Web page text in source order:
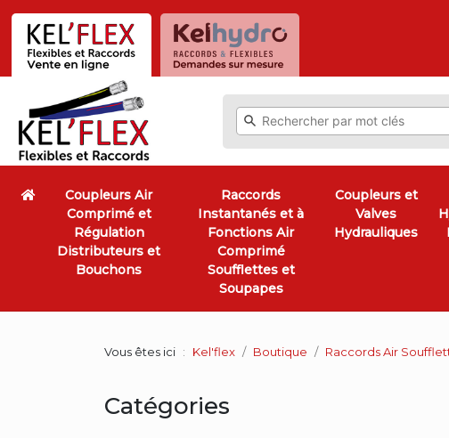
Coupleurs Air
Comprimé et
Régulation
Distributeurs et
Bouchons
Raccords
Instantanés et à
Fonctions Air
Comprimé
Soufflettes et
Soupapes
Coupleurs et
Valves
Hydrauliques
Vous êtes ici Kel'flex Boutique Raccords Air
Catégories